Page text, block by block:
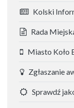
Kolski
Rada
Miasto Koło
Zgłaszanie
Sprawdź